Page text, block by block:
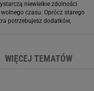
niewielkie zdolności
czasu. Oprócz starego
potrzebujesz dodatków,
WIĘCEJ TEMATÓW